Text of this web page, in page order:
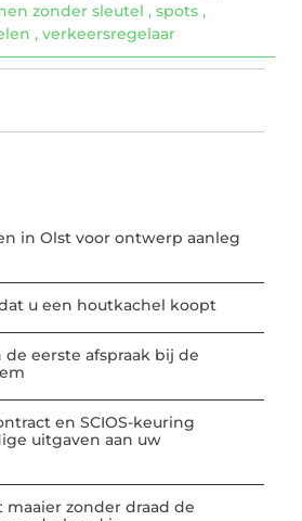
zonder sleutel , spots ,
, verkeersregelaar
in Olst voor ontwerp aanleg
u een houtkachel koopt
eerste afspraak bij de
en SCIOS-keuring
uitgaven aan uw
zonder draad de